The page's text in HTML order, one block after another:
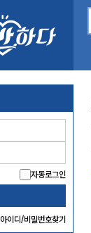
자동로그인
아이디/비밀번호찾기